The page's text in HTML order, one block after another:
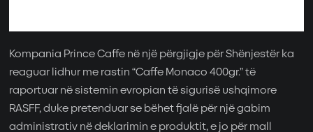
Kompania Prince Caffe në një përgjigje për Shënjestër ka
reaguar lidhur me rastin “Caffe Monaco 400gr.” të
raportuar në sistemin evropian të sigurisë ushqimore
RASFF, duke pretenduar se bëhet fjalë për një gabim
administrativ në deklarimin e produktit, e jo për mall